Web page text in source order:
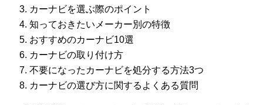
カーナビを選ぶ際のポイント
知っておきたいメーカー別の特徴
おすすめのカーナビ10選
カーナビの取り付け方
不要になったカーナビを処分する方法3つ
カーナビの選び方に関するよくある質問